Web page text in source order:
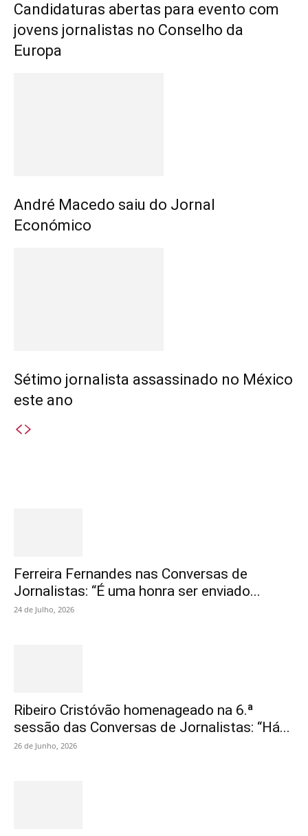
Candidaturas abertas para evento com
jovens jornalistas no Conselho da
Europa
André Macedo saiu do Jornal
Económico
Sétimo jornalista assassinado no México
este ano
Ferreira Fernandes nas Conversas de
Jornalistas: “É uma honra ser enviado...
24 de Julho, 2026
Ribeiro Cristóvão homenageado na 6.ª
sessão das Conversas de Jornalistas: “Há...
26 de Junho, 2026